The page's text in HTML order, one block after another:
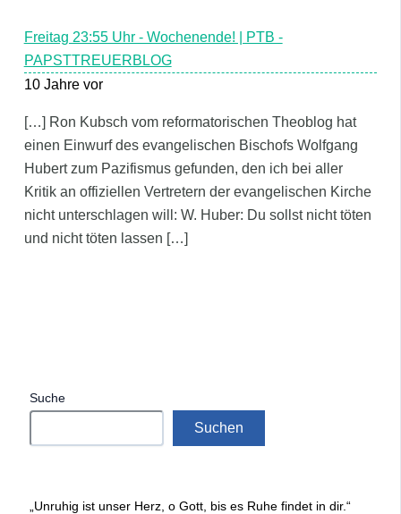
Freitag 23:55 Uhr - Wochenende! | PTB -
PAPSTTREUERBLOG
10 Jahre vor
[…] Ron Kubsch vom reformatorischen Theoblog hat
einen Einwurf des evangelischen Bischofs Wolfgang
Hubert zum Pazifismus gefunden, den ich bei aller
Kritik an offiziellen Vertretern der evangelischen Kirche
nicht unterschlagen will: W. Huber: Du sollst nicht töten 
und nicht töten lassen […]
Suche
Suchen
„Unruhig ist unser Herz, o Gott, bis es Ruhe findet in dir.“